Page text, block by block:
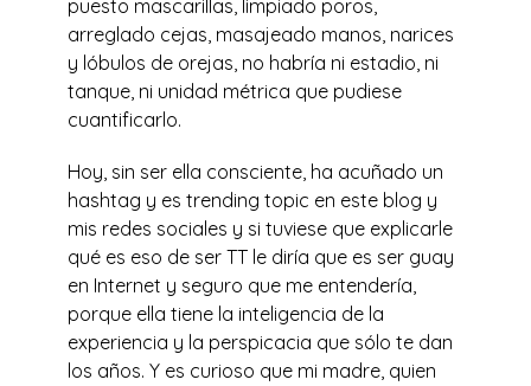
puesto mascarillas, limpiado poros,
arreglado cejas, masajeado manos, narices
y lóbulos de orejas, no habría ni estadio, ni
tanque, ni unidad métrica que pudiese
cuantificarlo.
Hoy, sin ser ella consciente, ha acuñado un
hashtag y es trending topic en este blog y
mis redes sociales y si tuviese que explicarle
qué es eso de ser TT le diría que es ser guay
en Internet y seguro que me entendería,
porque ella tiene la inteligencia de la
experiencia y la perspicacia que sólo te dan
los años. Y es curioso que mi madre, quien